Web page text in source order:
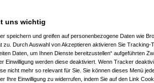
keinen Ärger mit
+ einen
keinen
uns wichtig
speichern und greifen auf personenbezogene Daten wie
zu. Durch Auswahl von Akzeptieren aktivieren Sie Tracking-
Daten, um Ihnen Dienste bereitzustellen“ aufgeführten
Einwilligung werden diese deaktiviert. Wenn Tracker
nicht mehr so relevant für Sie. Sie können dieses Menü
Ihre Einwilligung zu widerrufen, indem Sie auf den Link